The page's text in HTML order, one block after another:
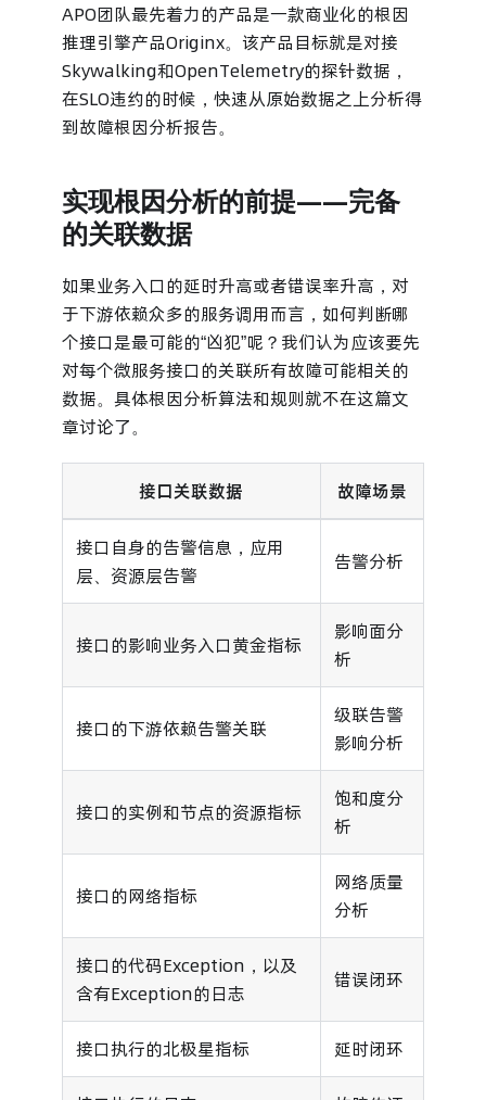
APO团队最先着力的产品是一款商业化的根因
推理引擎产品Originx。该产品目标就是对接
Skywalking和OpenTelemetry的探针数据，
在SLO违约的时候，快速从原始数据之上分析得
到故障根因分析报告。
实现根因分析的前提——完备
的关联数据
如果业务入口的延时升高或者错误率升高，对
于下游依赖众多的服务调用而言，如何判断哪
个接口是最可能的“凶犯”呢？我们认为应该要先
对每个微服务接口的关联所有故障可能相关的
数据。具体根因分析算法和规则就不在这篇文
章讨论了。
接口关联数据 故障场景
接口自身的告警信息，应用
层、资源层告警
告警分析
接口的影响业务入口黄金指标
影响面分
析
接口的下游依赖告警关联
级联告警
影响分析
接口的实例和节点的资源指标
饱和度分
析
接口的网络指标
网络质量
分析
接口的代码Exception，以及
含有Exception的日志
错误闭环
接口执行的北极星指标 延时闭环